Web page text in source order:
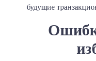
будущие